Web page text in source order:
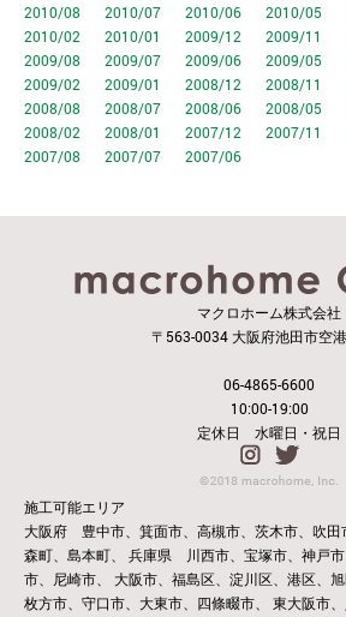
2010/08
2010/07 2010/06 2010/05
2010/02
2010/01 2009/12 2009/11
2009/08
2009/07 2009/06 2009/05
2009/02
2009/01 2008/12 2008/11
2008/08
2008/07 2008/06 2008/05
2008/02
2008/01 2007/12 2007/11
2007/08
2007/07 2007/06
マクロホーム株式会社
〒563-0034 大阪府池田市空
06-4865-6600
10:00-19:00
定休日 水曜日・祝日
施工可能エリア
大阪府 豊中市、箕面市、高槻市、茨木市、吹田
森町、島本町、
兵庫県 川西市、宝塚市、神戸
市、尼崎市、
大阪市、福島区、淀川区、港区、
枚方市、守口市、大東市、四條畷市、
東大阪市